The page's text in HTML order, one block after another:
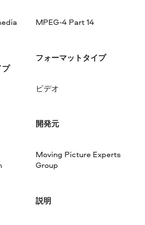
プ
MPEG-4 Part 14
フォーマットタイプ
ビデオ
開発元
Moving Picture Experts
Group
説明